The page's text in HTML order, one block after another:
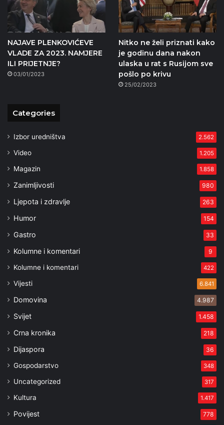
NAJAVE PLENKOVIĆEVE
VLADE ZA 2023. NAMJERE
ILI PRIJETNJE?
03/01/2023
Nitko ne želi priznati kako
je godinu dana nakon
ulaska u rat s Rusijom sve
pošlo po krivu
25/02/2023
Categories
Izbor uredništva 2.562
Video 1.205
Magazin 1.858
Zanimljivosti 980
Ljepota i zdravlje 263
Humor 154
Gastro 33
Kolumne i komentari 9
Kolumne i komentari 422
Vijesti 6.841
Domovina 4.987
Svijet 1.458
Crna kronika 218
Dijaspora 36
Gospodarstvo 348
Uncategorized 317
Kultura 1.417
Povijest 778